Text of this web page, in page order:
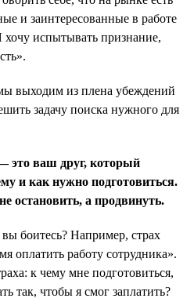
и заинтересованные в работе
испытывать признание,
выходим из плена убеждений
задачу поиска нужного для
это ваш друг, который
и как нужно подготовиться.
остановить, а продвинуть.
боитесь? Например, страх
оплатить работу сотрудника».
к чему мне подготовиться,
так, чтобы я смог заплатить?